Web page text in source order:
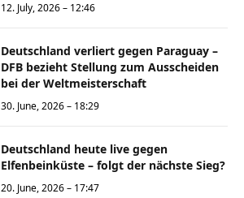
12. July, 2026 – 12:46
Deutschland verliert gegen Paraguay –
DFB bezieht Stellung zum Ausscheiden
bei der Weltmeisterschaft
30. June, 2026 – 18:29
Deutschland heute live gegen
Elfenbeinküste – folgt der nächste Sieg?
20. June, 2026 – 17:47